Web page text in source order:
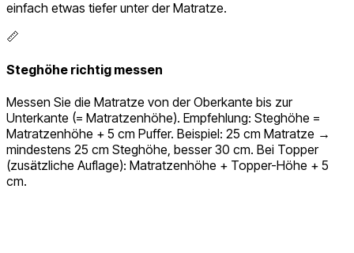
einfach etwas tiefer unter der Matratze.
📏
Steghöhe richtig messen
Messen Sie die Matratze von der Oberkante bis zur
Unterkante (= Matratzenhöhe). Empfehlung: Steghöhe =
Matratzenhöhe + 5 cm Puffer. Beispiel: 25 cm Matratze →
mindestens 25 cm Steghöhe, besser 30 cm. Bei Topper
(zusätzliche Auflage): Matratzenhöhe + Topper-Höhe + 5
cm.